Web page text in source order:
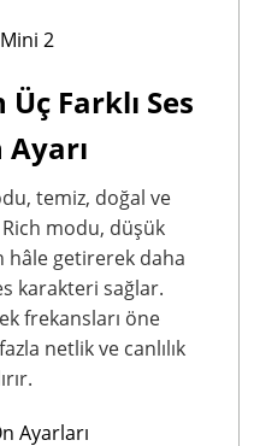
Farklı Ses
temiz, doğal ve
modu, düşük
hâle getirerek daha
karakteri sağlar.
frekansları öne
netlik ve canlılık